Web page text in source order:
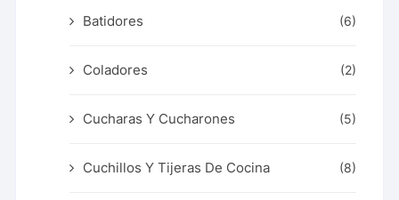
Batidores (6)
Coladores (2)
Cucharas Y Cucharones (5)
Cuchillos Y Tijeras De Cocina (8)